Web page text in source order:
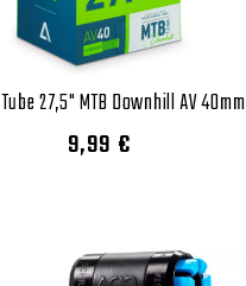
Tube 27,5" MTB Downhill AV 40mm
9,99 €